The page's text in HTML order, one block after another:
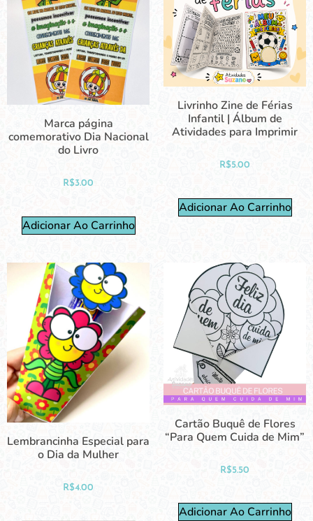
Marca página
comemorativo Dia Nacional
do Livro
R$3.00
Adicionar Ao Carrinho
Livrinho Zine de Férias
Infantil | Álbum de
Atividades para Imprimir
R$5.00
Adicionar Ao Carrinho
Lembrancinha Especial para
o Dia da Mulher
R$4.00
Cartão Buquê de Flores
“Para Quem Cuida de Mim”
R$5.50
Adicionar Ao Carrinho